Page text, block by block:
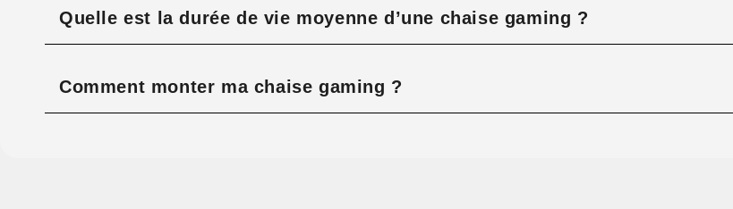
Quelle est la durée de vie moyenne d’une chaise gaming ?
Comment monter ma chaise gaming ?